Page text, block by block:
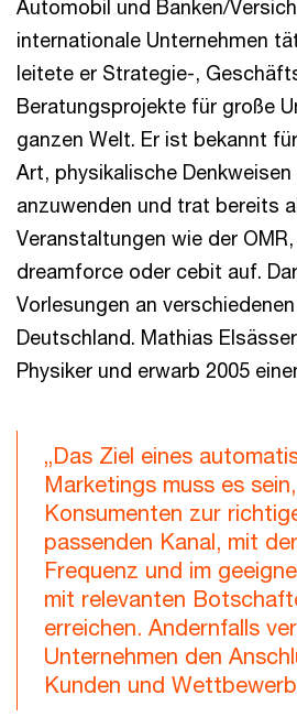
Automobil und Banken/
internationale Unternehmen
leitete er Strategie-,
Beratungsprojekte für große
ganzen Welt. Er ist bekannt
Art, physikalische
anzuwenden und trat bereits
Veranstaltungen wie der
dreamforce oder cebit auf.
Vorlesungen an
Deutschland. Mathias
Physiker und erwarb 2005
„Das Ziel eines
Marketings muss es
Konsumenten zur
passenden Kanal, mit
Frequenz und im
mit relevanten
erreichen. Andernfalls
Unternehmen den
Kunden und